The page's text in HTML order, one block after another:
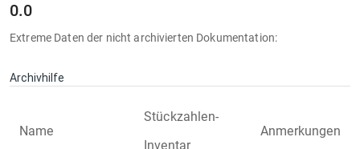
0.0
Extreme Daten der nicht archivierten Dokumentation:
Archivhilfe
Name
Stückzahlen-
Inventar
Anmerkungen